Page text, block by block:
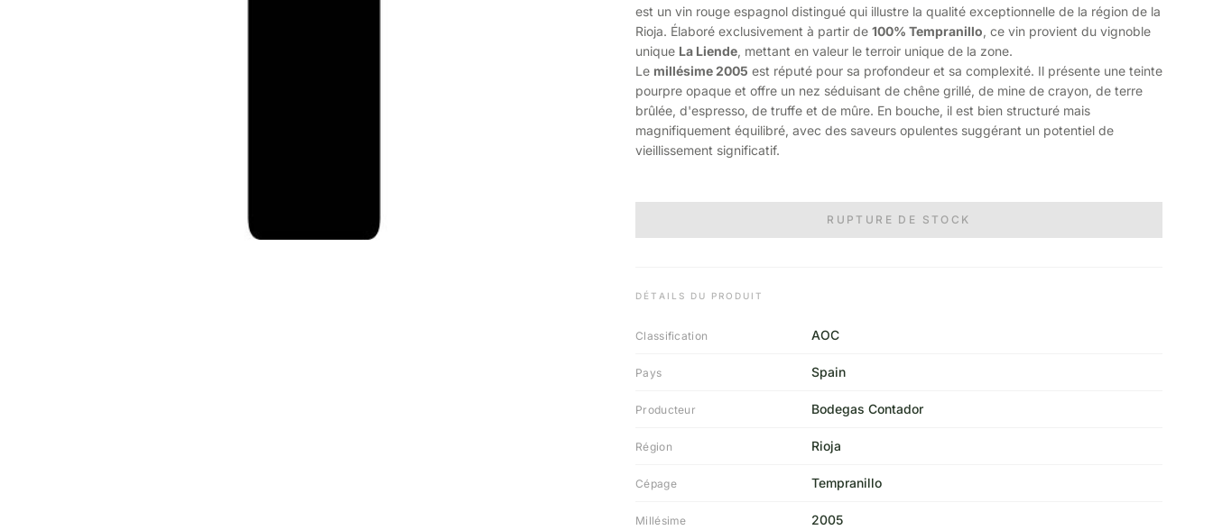
est un vin rouge espagnol distingué qui illustre la qualité exceptionnelle de la région de la
Rioja. Élaboré exclusivement à partir de 100% Tempranillo, ce vin provient du vignoble
unique La Liende, mettant en valeur le terroir unique de la zone.
Le millésime 2005 est réputé pour sa profondeur et sa complexité. Il présente une teinte
pourpre opaque et offre un nez séduisant de chêne grillé, de mine de crayon, de terre
brûlée, d'espresso, de truffe et de mûre. En bouche, il est bien structuré mais
magnifiquement équilibré, avec des saveurs opulentes suggérant un potentiel de
vieillissement significatif.
RUPTURE DE STOCK
DÉTAILS DU PRODUIT
Classification AOC
Pays Spain
Producteur Bodegas Contador
Région Rioja
Cépage Tempranillo
Millésime 2005